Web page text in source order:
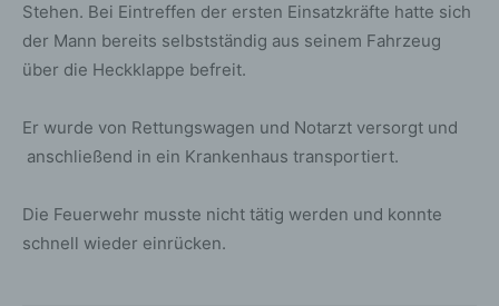
Stehen. Bei Eintreffen der ersten Einsatzkräfte hatte sich
der Mann bereits selbstständig aus seinem Fahrzeug
über die Heckklappe befreit.
Er wurde von Rettungswagen und Notarzt versorgt und
anschließend in ein Krankenhaus transportiert.
Die Feuerwehr musste nicht tätig werden und konnte
schnell wieder einrücken.